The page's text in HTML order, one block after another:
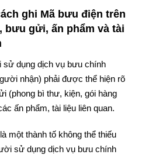
ghi Mã bưu điện trên
bưu gửi, ấn phẩm và tài
dụng dịch vụ bưu chính
nhận) phải được thể hiện rõ
(phong bì thư, kiện, gói hàng
ấn phẩm, tài liệu liên quan.
một thành tố không thể thiếu
sử dụng dịch vụ bưu chính